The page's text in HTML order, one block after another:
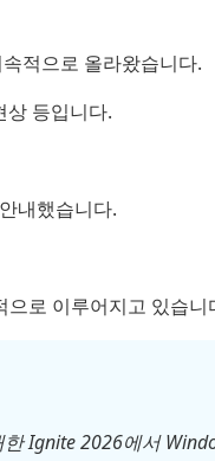
적으로 올라왔습니다.
상 등입니다.
내했습니다.
로 이루어지고 있습니
Ignite 2026에서